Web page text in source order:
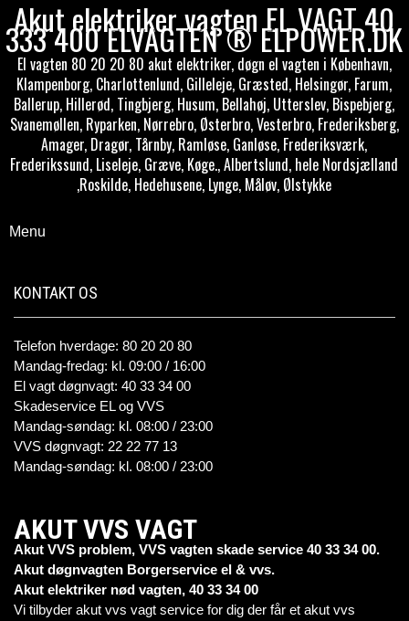
Akut elektriker vagten EL VAGT 40
333 400 ELVAGTEN ® ELPOWER.DK
El vagten 80 20 20 80 akut elektriker, døgn el vagten i København,
Klampenborg, Charlottenlund, Gilleleje, Græsted, Helsingør, Farum,
Ballerup, Hillerød, Tingbjerg, Husum, Bellahøj, Utterslev, Bispebjerg,
Svanemøllen, Ryparken, Nørrebro, Østerbro, Vesterbro, Frederiksberg,
Amager, Dragør, Tårnby, Ramløse, Ganløse, Frederiksværk,
Frederikssund, Liseleje, Græve, Køge., Albertslund, hele Nordsjælland
,Roskilde, Hedehusene, Lynge, Måløv, Ølstykke
Menu
KONTAKT OS
Telefon hverdage: 80 20 20 80
Mandag-fredag: kl. 09:00 / 16:00
El vagt døgnvagt: 40 33 34 00
Skadeservice EL og VVS
Mandag-søndag: kl. 08:00 / 23:00
VVS døgnvagt: 22 22 77 13
Mandag-søndag: kl. 08:00 / 23:00
AKUT VVS VAGT
Akut VVS problem, VVS vagten skade service 40 33 34 00.
Akut døgnvagten Borgerservice el & vvs.
Akut elektriker nød vagten, 40 33 34 00
Vi tilbyder akut vvs vagt service for dig der får et akut vvs